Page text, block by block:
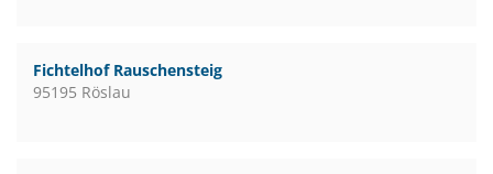
Fichtelhof Rauschensteig
95195 Röslau